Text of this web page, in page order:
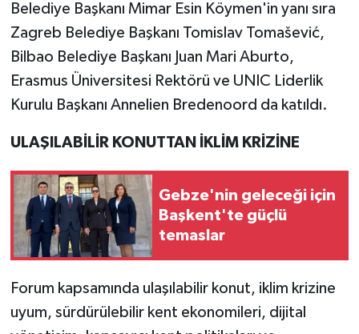
Belediye Başkanı Mimar Esin Köymen'in yanı sıra
Zagreb Belediye Başkanı Tomislav Tomašević,
Bilbao Belediye Başkanı Juan Mari Aburto,
Erasmus Üniversitesi Rektörü ve UNIC Liderlik
Kurulu Başkanı Annelien Bredenoord da katıldı.
ULAŞILABİLİR KONUTTAN İKLİM KRİZİNE
Gebze'nin geleceği için
Başkent'te güçlü
temaslar
Forum kapsamında ulaşılabilir konut, iklim krizine
uyum, sürdürülebilir kent ekonomileri, dijital